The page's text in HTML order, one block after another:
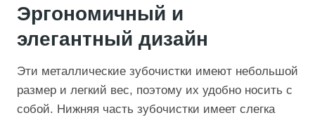
Эргономичный и
элегантный дизайн
Эти металлические зубочистки имеют небольшой
размер и легкий вес, поэтому их удобно носить с
собой. Нижняя часть зубочистки имеет слегка